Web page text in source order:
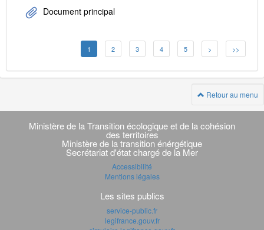
Document principal
1 2 3 4 5 > >>
Retour au menu
Navigation
transverse
Ministère de la Transition écologique et de la cohésion
des territoires
Ministère de la transition énérgétique
Secrétariat d'état chargé de la Mer
Accessibilité
Mentions légales
Les sites publics
service-public.fr
legifrance.gouv.fr